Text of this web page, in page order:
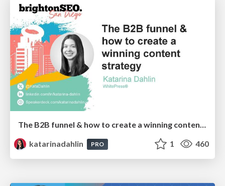
The B2B funnel & how to create a winning content strategy
katarinadahlin
PRO 1 460